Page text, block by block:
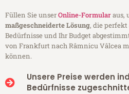
Füllen Sie unserOnline-Formularaus,
maßgeschneiderte Lösung, die
Bedürfnisse und Ihr Budget
von Frankfurt nach Râmnicu Vâlcea
können.
Unsere Preise werden
Bedürfnisse